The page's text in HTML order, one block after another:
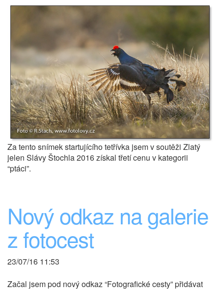
Za tento snímek startujícího tetřívka jsem v soutěži Zlatý
jelen Slávy Štochla 2016 získal třetí cenu v kategorii
“ptáci”.
Nový odkaz na galerie
z fotocest
23/07/16 11:53
Začal jsem pod nový odkaz “Fotografické cesty” přidávat